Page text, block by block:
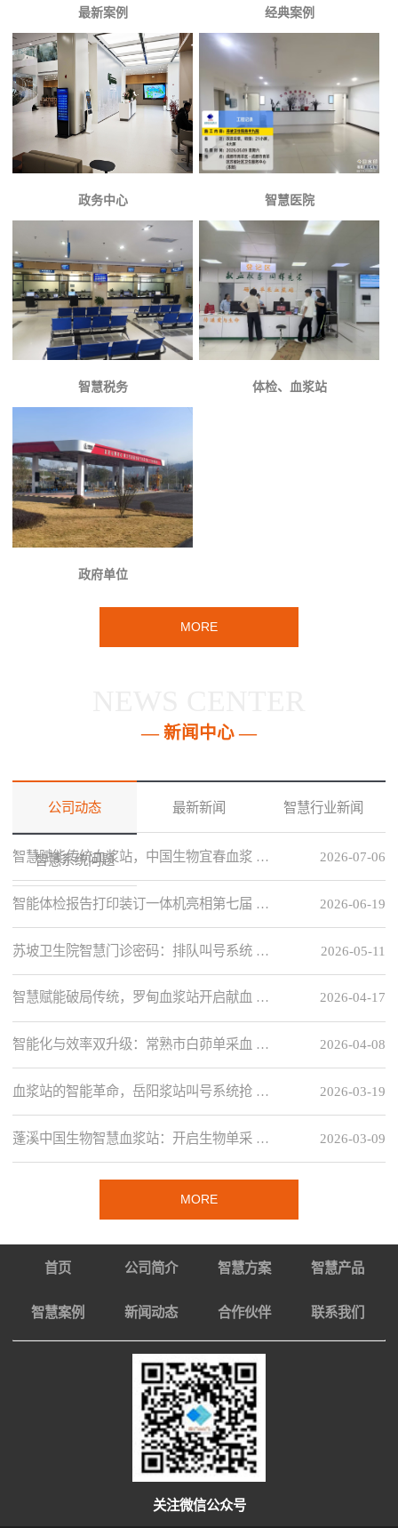
最新案例 经典案例
政务中心 智慧医院
智慧税务 体检、血浆站
政府单位
MORE
— 新闻中心 —
公司动态 最新新闻 智慧行业新闻
智慧系统问题 2026-07-06
智慧赋能传统血浆站，中国生物宜春血浆 …
2026-06-19
智能体检报告打印装订一体机亮相第七届 …
2026-05-11
苏坡卫生院智慧门诊密码：排队叫号系统 …
2026-04-17
智慧赋能破局传统，罗甸血浆站开启献血 …
2026-04-08
智能化与效率双升级：常熟市白茆单采血 …
2026-03-19
血浆站的智能革命，岳阳浆站叫号系统抢 …
2026-03-09
蓬溪中国生物智慧血浆站：开启生物单采 …
MORE
首页 公司简介 智慧方案 智慧产品
智慧案例 新闻动态 合作伙伴 联系我们
关注微信公众号